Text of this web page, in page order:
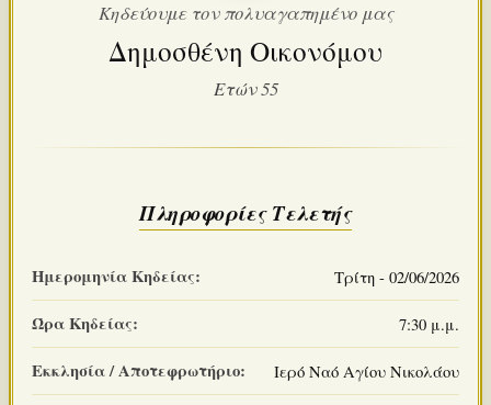
Κηδεύουμε τον πολυαγαπημένο μας
Δημοσθένη Οικονόμου
Ετών 55
Πληροφορίες Τελετής
Ημερομηνία Κηδείας: Τρίτη - 02/06/2026
Ώρα Κηδείας: 7:30 μ.μ.
Εκκλησία / Αποτεφρωτήριο: Ιερό Ναό Αγίου Νικολάου